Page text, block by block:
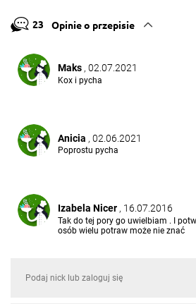
23 Opinie o przepisie
Maks , 02.07.2021
Kox i pycha
Anicia , 02.06.2021
Poprostu pycha
Izabela Nicer , 16.07.2016
Tak do tej pory go uwielbiam . I
osób wielu potraw może nie znać